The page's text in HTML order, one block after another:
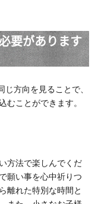
要があります
方向を見ることで、
むことができます。
方法で楽しんでくだ
願い事を心中祈りつ
離れた特別な時間と